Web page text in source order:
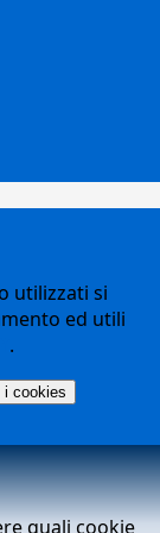
utilizzati si
ed utili
.
i cookies
quali cookie